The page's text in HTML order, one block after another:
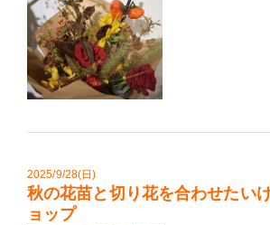
2025/9/28(日)
秋の花苗と切り花を合わせたい
ョップ